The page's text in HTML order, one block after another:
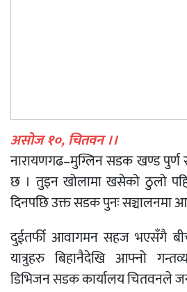
असोज १०, चितवन ।।
नारायणगढ–मुग्लिन सडक खण्ड पुर्ण
छ । तुइन खोलामा खसेको ठुलो
दिनपछि उक्त सडक पुनः सञ्चालनमा
दुईतर्फी आवागमन सहज भएसँगै
यात्रुहरु बिहानैदेखि आफ्नो
डिभिजन सडक कार्यालय चितवनले